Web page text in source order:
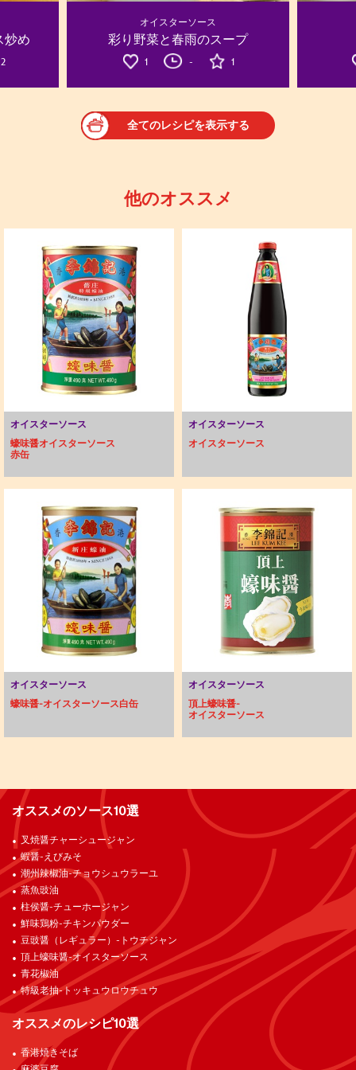
炒め
2
オイスターソース
彩り野菜と春雨のスープ
1 - 1
全てのレシピを表示する
他のオススメ
オイスターソース
蠔味醤オイスターソース
赤缶
オイスターソース
オイスターソース
オイスターソース
蠔味醤-オイスターソース白缶
オイスターソース
頂上蠔味醤-
オイスターソース
オススメのソース10選
叉焼醤チャーシュージャン
蝦醤-えびみそ
潮州辣椒油-チョウシュウラーユ
蒸魚豉油
柱侯醤-チューホージャン
鮮味鶏粉-チキンパウダー
豆豉醤（レギュラー）-トウチジャン
頂上蠔味醤-オイスターソース
青花椒油
特級老抽-トッキュウロウチュウ
オススメのレシピ10選
香港焼きそば